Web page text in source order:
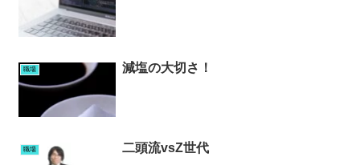
職場 減塩の大切さ！
職場 二頭流vsZ世代